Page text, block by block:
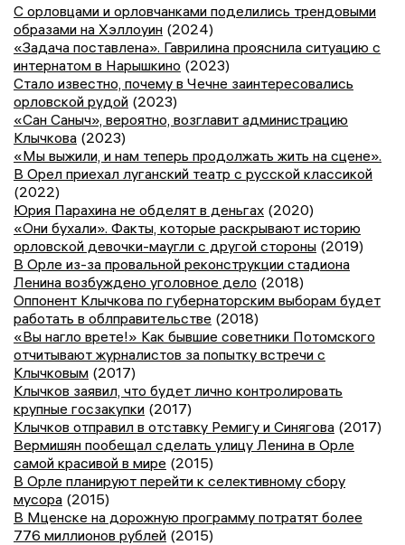
С орловцами и орловчанками поделились трендовыми
образами на Хэллоуин (2024)
«Задача поставлена». Гаврилина прояснила ситуацию с
интернатом в Нарышкино (2023)
Стало известно, почему в Чечне заинтересовались
орловской рудой (2023)
«Сан Саныч», вероятно, возглавит администрацию
Клычкова (2023)
«Мы выжили, и нам теперь продолжать жить на сцене».
В Орел приехал луганский театр с русской классикой
(2022)
Юрия Парахина не обделят в деньгах (2020)
«Они бухали». Факты, которые раскрывают историю
орловской девочки-маугли с другой стороны (2019)
В Орле из-за провальной реконструкции стадиона
Ленина возбуждено уголовное дело (2018)
Оппонент Клычкова по губернаторским выборам будет
работать в облправительстве (2018)
«Вы нагло врете!» Как бывшие советники Потомского
отчитывают журналистов за попытку встречи с
Клычковым (2017)
Клычков заявил, что будет лично контролировать
крупные госзакупки (2017)
Клычков отправил в отставку Ремигу и Синягова (2017)
Вермишян пообещал сделать улицу Ленина в Орле
самой красивой в мире (2015)
В Орле планируют перейти к селективному сбору
мусора (2015)
В Мценске на дорожную программу потратят более
776 миллионов рублей (2015)